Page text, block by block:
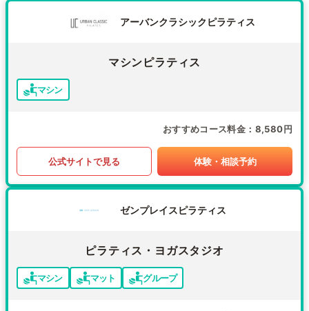
アーバンクラシックピラティス
マシンピラティス
マシン
おすすめコース料金 8,580円
公式サイトで見る 体験・相談予約
ゼンプレイスピラティス
ピラティス・ヨガスタジオ
マシン マット グループ